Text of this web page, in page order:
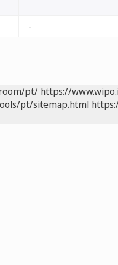
-
pt/ https://
pt/sitemap.html